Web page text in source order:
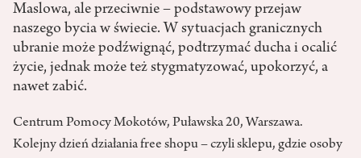
Maslowa, ale przeciwnie – podstawowy przejaw
naszego bycia w świecie. W sytuacjach granicznych
ubranie może podźwignąć, podtrzymać ducha i ocalić
życie, jednak może też stygmatyzować, upokorzyć, a
nawet zabić.
Centrum Pomocy Mokotów, Puławska 20, Warszawa.
Kolejny dzień działania free shopu – czyli sklepu, gdzie osoby